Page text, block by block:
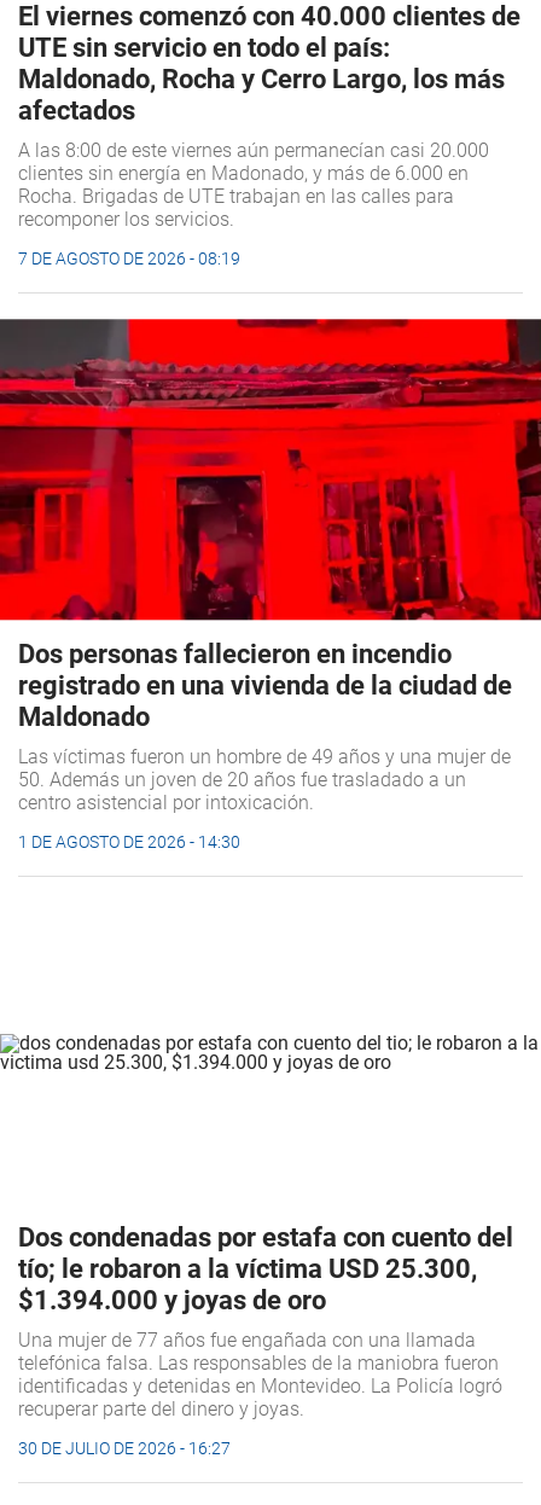
El viernes comenzó con 40.000 clientes de
UTE sin servicio en todo el país:
Maldonado, Rocha y Cerro Largo, los más
afectados
A las 8:00 de este viernes aún permanecían casi 20.000
clientes sin energía en Madonado, y más de 6.000 en
Rocha. Brigadas de UTE trabajan en las calles para
recomponer los servicios.
7 DE AGOSTO DE 2026 - 08:19
Dos personas fallecieron en incendio
registrado en una vivienda de la ciudad de
Maldonado
Las víctimas fueron un hombre de 49 años y una mujer de
50. Además un joven de 20 años fue trasladado a un
centro asistencial por intoxicación.
1 DE AGOSTO DE 2026 - 14:30
Dos condenadas por estafa con cuento del
tío; le robaron a la víctima USD 25.300,
$1.394.000 y joyas de oro
Una mujer de 77 años fue engañada con una llamada
telefónica falsa. Las responsables de la maniobra fueron
identificadas y detenidas en Montevideo. La Policía logró
recuperar parte del dinero y joyas.
30 DE JULIO DE 2026 - 16:27